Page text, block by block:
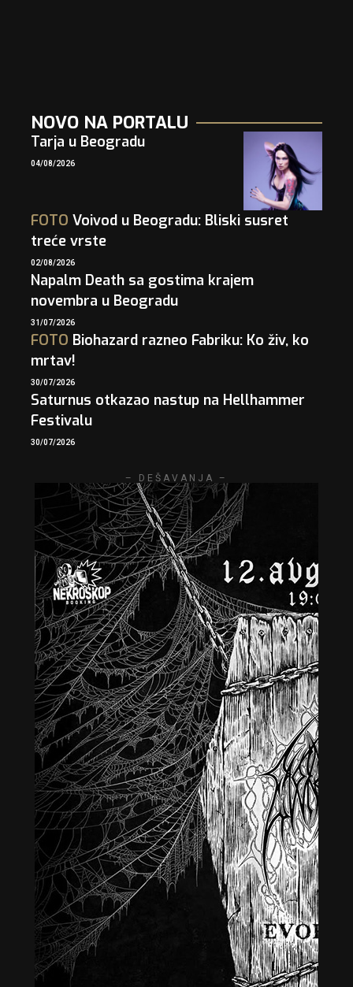
NOVO NA PORTALU
Tarja u Beogradu
04/08/2026
FOTO Voivod u Beogradu: Bliski susret
treće vrste
02/08/2026
Napalm Death sa gostima krajem
novembra u Beogradu
31/07/2026
FOTO Biohazard razneo Fabriku: Ko živ, ko
mrtav!
30/07/2026
Saturnus otkazao nastup na Hellhammer
Festivalu
30/07/2026
– DEŠAVANJA –